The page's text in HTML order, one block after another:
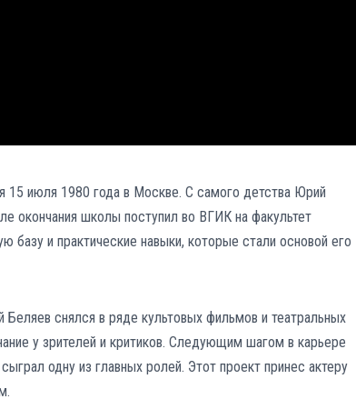
15 июля 1980 года в Москве. С самого детства Юрий
окончания школы поступил во ВГИК на факультет
базу и практические навыки, которые стали основой его
снялся в ряде культовых фильмов и театральных
у зрителей и критиков. Следующим шагом в карьере
одну из главных ролей. Этот проект принес актеру